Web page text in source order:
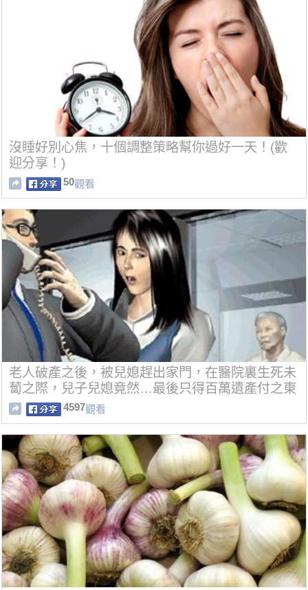
沒睡好別心焦，十個調整策略幫你過好一天！(歡
迎分享！)
50觀看
老人破產之後，被兒媳趕出家門，在醫院裏生死未
蔔之際，兒子兒媳竟然…最後只得百萬遺產付之東
流！
4597觀看